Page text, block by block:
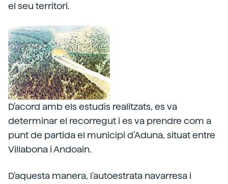
el seu territori.
D'acord amb els estudis realitzats, es va
determinar el recorregut i es va prendre com a
punt de partida el municipi d'Aduna, situat entre
Villabona i Andoain.
D'aquesta manera, l'autoestrata navarresa i